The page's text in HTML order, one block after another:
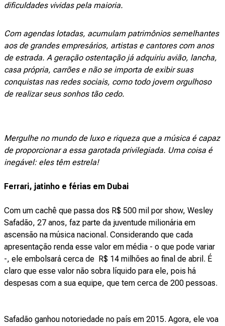
dificuldades vividas pela maioria.
Com agendas lotadas, acumulam patrimônios semelhantes
aos de grandes empresários, artistas e cantores com anos
de estrada. A geração ostentação já adquiriu avião, lancha,
casa própria, carrões e não se importa de exibir suas
conquistas nas redes sociais, como todo jovem orgulhoso
de realizar seus sonhos tão cedo.
Mergulhe no mundo de luxo e riqueza que a música é capaz
de proporcionar a essa garotada privilegiada. Uma coisa é
inegável: eles têm estrela!
Ferrari, jatinho e férias em Dubai
Com um cachê que passa dos R$ 500 mil por show, Wesley
Safadão, 27 anos, faz parte da juventude milionária em
ascensão na música nacional. Considerando que cada
apresentação renda esse valor em média - o que pode variar
-, ele embolsará cerca de R$ 14 milhões ao final de abril. É
claro que esse valor não sobra líquido para ele, pois há
despesas com a sua equipe, que tem cerca de 200 pessoas.
Safadão ganhou notoriedade no país em 2015. Agora, ele voa